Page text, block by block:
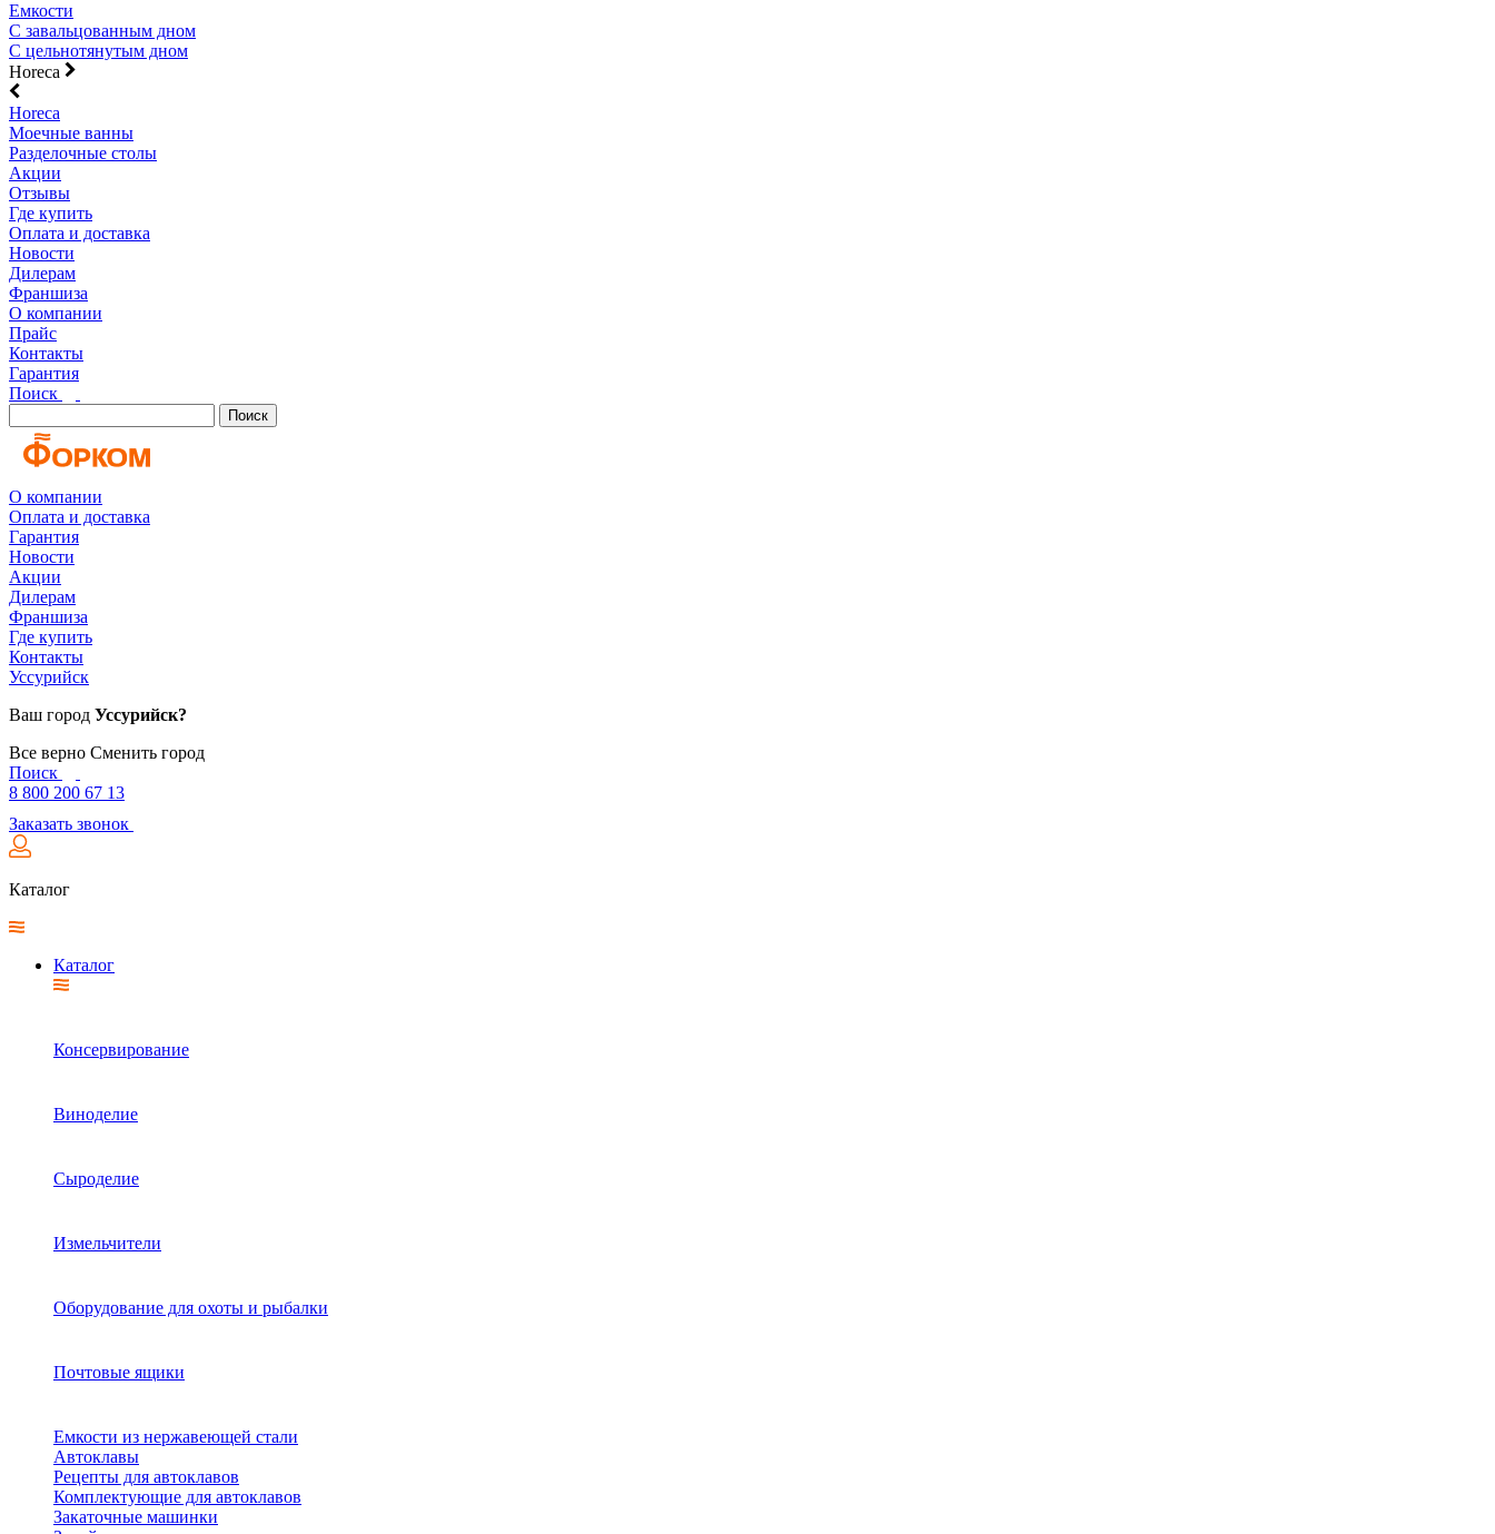
Емкости
С завальцованным дном
С цельнотянутым дном
Horeca
Horeca
Моечные ванны
Разделочные столы
Акции
Отзывы
Где купить
Оплата и доставка
Новости
Дилерам
Франшиза
О компании
Прайс
Контакты
Гарантия
Поиск
Поиск
О компании
Оплата и доставка
Гарантия
Новости
Акции
Дилерам
Франшиза
Где купить
Контакты
Уссурийск
Ваш город Уссурийск?
Все верно Сменить город
Поиск
8 800 200 67 13
Заказать звонок
Каталог
Каталог
Консервирование
Виноделие
Сыроделие
Измельчители
Оборудование для охоты и рыбалки
Почтовые ящики
Емкости из нержавеющей стали
Автоклавы
Рецепты для автоклавов
Комплектующие для автоклавов
Закаточные машинки